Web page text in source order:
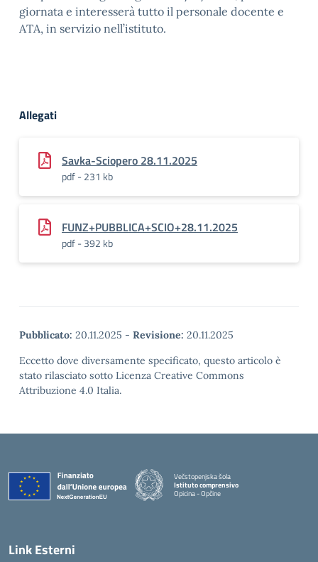
giornata e interesserà tutto il personale docente e
ATA, in servizio nell’istituto.
Allegati
Savka-Sciopero 28.11.2025
pdf - 231 kb
FUNZ+PUBBLICA+SCIO+28.11.2025
pdf - 392 kb
Pubblicato: 20.11.2025 - Revisione: 20.11.2025
Eccetto dove diversamente specificato, questo articolo è
stato rilasciato sotto Licenza Creative Commons
Attribuzione 4.0 Italia.
Večstopenjska šola
Istituto comprensivo
Opicina - Opčine
Link Esterni